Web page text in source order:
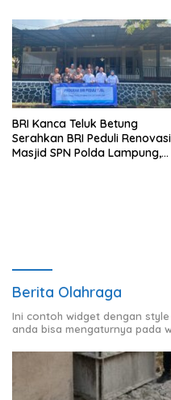
BRI Kanca Teluk Betung
Serahkan BRI Peduli Renovasi
Masjid SPN Polda Lampung,
Berita Olahraga
Ini contoh widget dengan
anda bisa mengaturnya pada